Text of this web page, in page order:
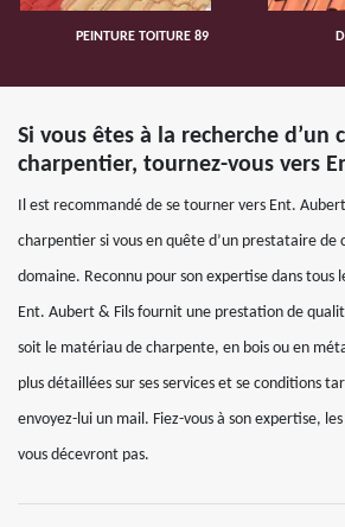
PEINTURE TOITURE 89
Si vous êtes à la recherche d’un
charpentier, tournez-vous vers
Il est recommandé de se tourner vers Ent.
charpentier si vous en quête d’un prestataire de
domaine. Reconnu pour son expertise dans tous
Ent. Aubert & Fils fournit une prestation de
soit le matériau de charpente, en bois ou en
plus détaillées sur ses services et se conditions
envoyez-lui un mail. Fiez-vous à son expertise,
vous décevront pas.